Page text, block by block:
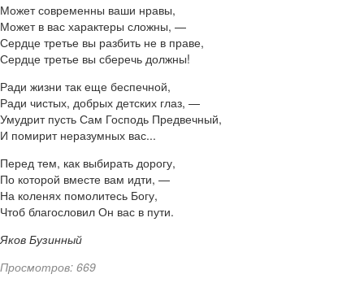
Может современны ваши нравы,
Может в вас характеры сложны, —
Сердце третье вы разбить не в праве,
Сердце третье вы сберечь должны!
Ради жизни так еще беспечной,
Ради чистых, добрых детских глаз, —
Умудрит пусть Сам Господь Предвечный,
И помирит неразумных вас...
Перед тем, как выбирать дорогу,
По которой вместе вам идти, —
На коленях помолитесь Богу,
Чтоб благословил Он вас в пути.
Яков Бузинный
Просмотров: 669